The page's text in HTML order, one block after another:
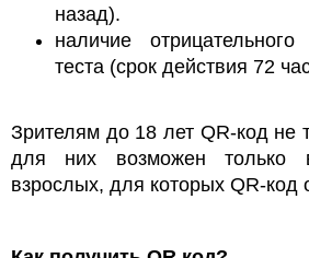
назад).
наличие
теста (срок действия 72
Зрителям до 18 лет QR-код не
для них возможен только
взрослых, для которых QR-код